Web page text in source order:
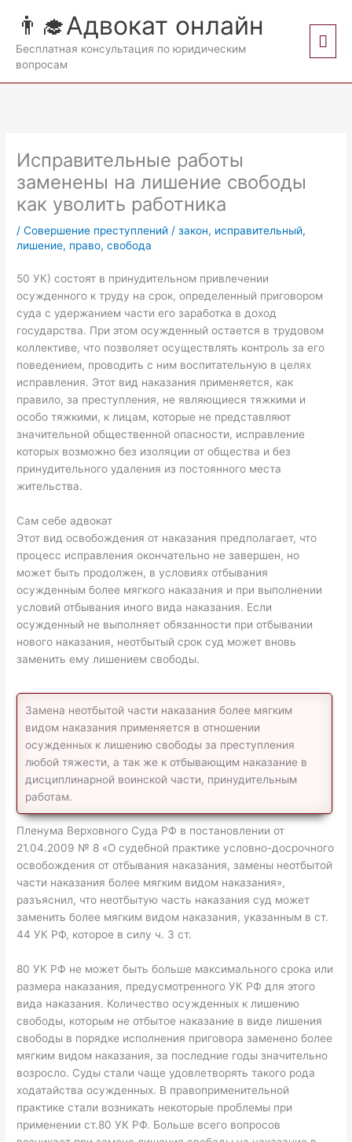
содержимому
👨‍🎓Адвокат онлайн
Бесплатная консультация по юридическим
вопросам
Исправительные работы
заменены на лишение свободы
как уволить работника
/Совершение преступлений /закон, исправительный,
лишение, право,свобода
50 УК) состоят в принудительном привлечении
осужденного к труду на срок, определенный приговором
суда с удержанием части его заработка в доход
государства. При этом осужденный остается в трудовом
коллективе, что позволяет осуществлять контроль за его
поведением, проводить с ним воспитательную в целях
исправления. Этот вид наказания применяется, как
правило, за преступления, не являющиеся тяжкими и
особо тяжкими, к лицам, которые не представляют
значительной общественной опасности, исправление
которых возможно без изоляции от общества и без
принудительного удаления из постоянного места
жительства.
Сам себе адвокат
Этот вид освобождения от наказания предполагает, что
процесс исправления окончательно не завершен, но
может быть продолжен, в условиях отбывания
осужденным более мягкого наказания и при выполнении
условий отбывания иного вида наказания. Если
осужденный не выполняет обязанности при отбывании
нового наказания, неотбытый срок суд может вновь
заменить ему лишением свободы.
Замена неотбытой части наказания более мягким
видом наказания применяется в отношении
осужденных к лишению свободы за преступления
любой тяжести, а так же к отбывающим наказание в
дисциплинарной воинской части, принудительным
работам.
Пленума Верховного Суда РФ в постановлении от
21.04.2009 № 8 «О судебной практике условно-досрочного
освобождения от отбывания наказания, замены неотбытой
части наказания более мягким видом наказания»,
разъяснил, что неотбытую часть наказания суд может
заменить более мягким видом наказания, указанным в ст.
44 УК РФ, которое в силу ч. 3 ст.
80 УК РФ не может быть больше максимального срока или
размера наказания, предусмотренного УК РФ для этого
вида наказания. Количество осужденных к лишению
свободы, которым не отбытое наказание в виде лишения
свободы в порядке исполнения приговора заменено более
мягким видом наказания, за последние годы значительно
возросло. Суды стали чаще удовлетворять такого рода
ходатайства осужденных. В правоприменительной
практике стали возникать некоторые проблемы при
применении ст.80 УК РФ. Больше всего вопросов